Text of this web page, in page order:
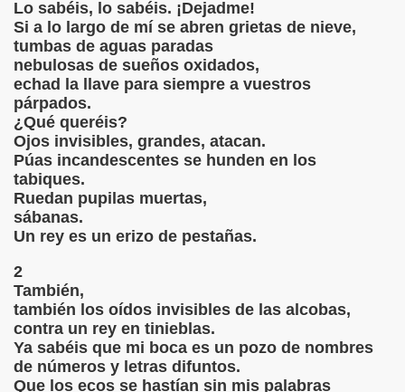
Lo sabéis, lo sabéis. ¡Dejadme!
Si a lo largo de mí se abren grietas de nieve,
tumbas de aguas paradas
nebulosas de sueños oxidados,
echad la llave para siempre a vuestros
párpados.
¿Qué queréis?
Ojos invisibles, grandes, atacan.
Púas incandescentes se hunden en los
tabiques.
Ruedan pupilas muertas,
sábanas.
Un rey es un erizo de pestañas.
2
También,
también los oídos invisibles de las alcobas,
contra un rey en tinieblas.
Ya sabéis que mi boca es un pozo de nombres
de números y letras difuntos.
Que los ecos se hastían sin mis palabras